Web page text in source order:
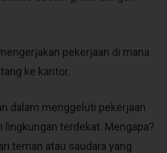
pekerjaan di mana
ke kantor.
dalam menggeluti pekerjaan
lingkungan terdekat. Mengapa?
teman atau saudara yang